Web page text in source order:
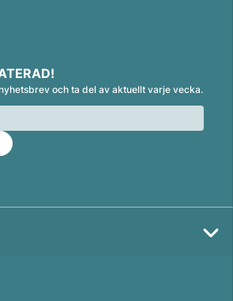
och ta del av aktuellt varje vecka.